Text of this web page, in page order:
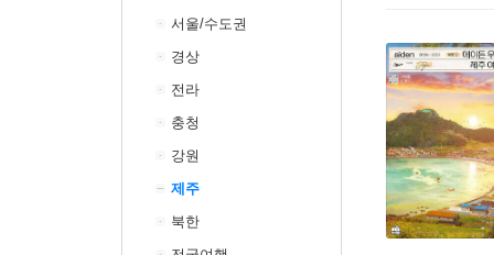
서울/수도권
경상
전라
충청
강원
제주
북한